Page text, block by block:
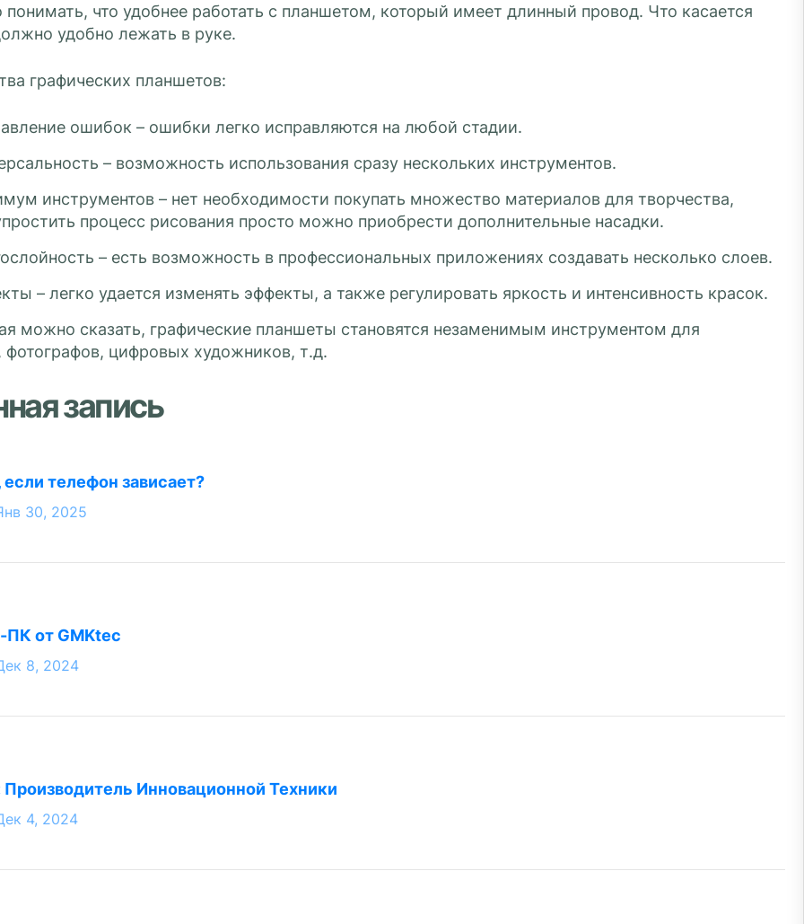
что удобнее работать с планшетом, который имеет длинный провод. Что касается
удобно лежать в руке.
графических планшетов:
ошибок – ошибки легко исправляются на любой стадии.
– возможность использования сразу нескольких инструментов.
инструментов – нет необходимости покупать множество материалов для творчества,
процесс рисования просто можно приобрести дополнительные насадки.
– есть возможность в профессиональных приложениях создавать несколько слоев.
– легко удается изменять эффекты, а также регулировать яркость и интенсивность красок.
можно сказать, графические планшеты становятся незаменимым инструментом для
фотографов, цифровых художников, т.д.
запись
телефон зависает?
30, 2025
ПК от GMKtec
8, 2024
Производитель Инновационной Техники
4, 2024